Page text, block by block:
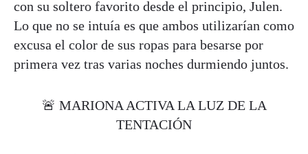
con su soltero favorito desde el principio, Julen.
Lo que no se intuía es que ambos utilizarían como
excusa el color de sus ropas para besarse por
primera vez tras varias noches durmiendo juntos.
🚨 MARIONA ACTIVA LA LUZ DE LA
TENTACIÓN